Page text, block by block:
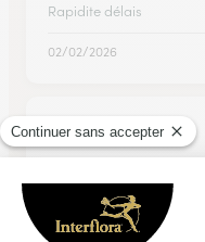
Rapidite délais
02/02/2026
★ ★ ★ ★ ★
Vraiment top!
Vraiment top!
09/05/2026